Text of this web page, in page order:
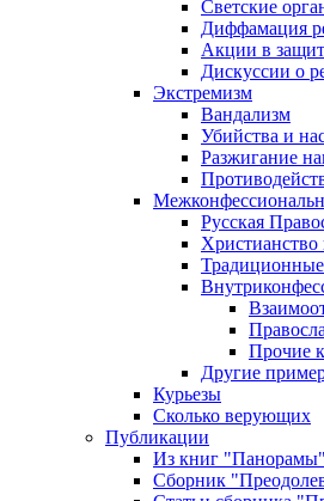
Светские
Диффамация
Акции в
Дискуссии о
Экстремизм
Вандализм
Убийства и
Разжигание
Русская
Христианство
Прочие
Другие
Курьезы
Сколько верующих
Публикации
Из книг "Панорамы"
Сборник